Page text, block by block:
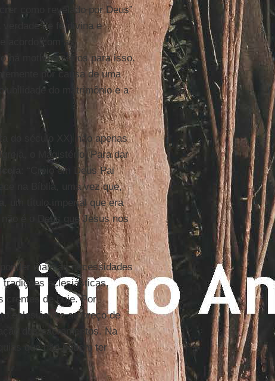
como revelado por Deus”
verdade de fé divina e
acordo com as
há motivos sérios para isso.
por causa de uma
do matrimônio e a
do século XX) não apenas
o Magistério. Para dar
: “Creio em Deus Pai
na Bíblia, uma vez que,
, um título imperial que era
é o Deus que Jesus nos
mais às necessidades
eclesiásticas,
crentes de hoje. Por
eclesiástico ao preço de
dos sacramentos. Na
que não podem ter